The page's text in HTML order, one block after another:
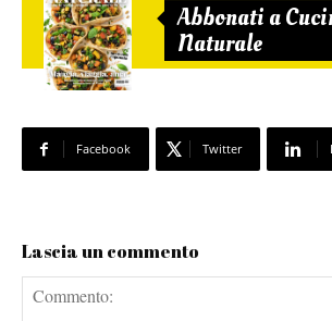
Abbonati a
Naturale
Facebook Twitter
Lascia un commento